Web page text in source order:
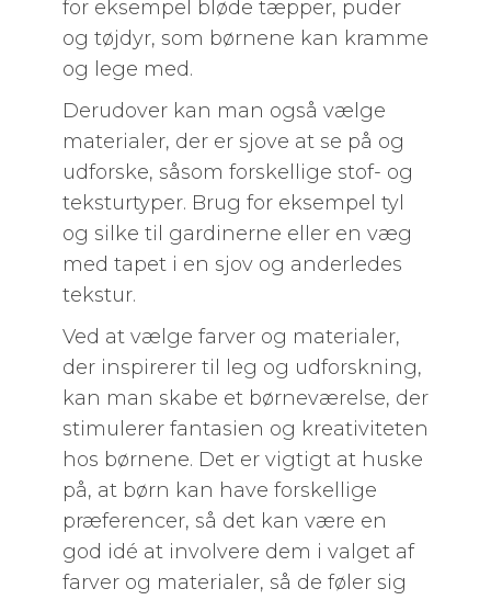
for eksempel bløde tæpper, puder
og tøjdyr, som børnene kan kramme
og lege med.
Derudover kan man også vælge
materialer, der er sjove at se på og
udforske, såsom forskellige stof- og
teksturtyper. Brug for eksempel tyl
og silke til gardinerne eller en væg
med tapet i en sjov og anderledes
tekstur.
Ved at vælge farver og materialer,
der inspirerer til leg og udforskning,
kan man skabe et børneværelse, der
stimulerer fantasien og kreativiteten
hos børnene. Det er vigtigt at huske
på, at børn kan have forskellige
præferencer, så det kan være en
god idé at involvere dem i valget af
farver og materialer, så de føler sig